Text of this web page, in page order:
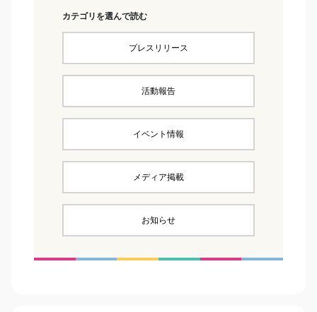
カテゴリを選んで読む
プレスリリース
活動報告
イベント情報
メディア掲載
お知らせ